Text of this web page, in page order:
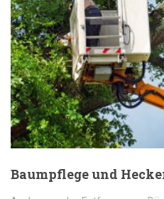
Baumpflege und